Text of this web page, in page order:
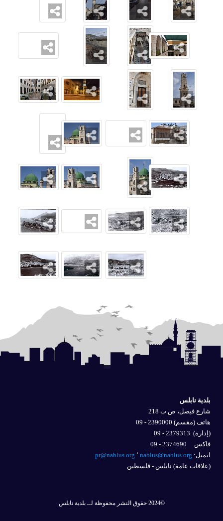
بلدية نابلس
شارع فيصل، ص.ب 218
هاتف (مقسم) 2390000 - 09
(إدارة)
فاكس 2374690 - 09
ايميل: nablus@nablus.org
pr@nablus.org
(علاقات عامة) نابلس - فلسطين
©2024 حقوق النشر محفوظة لــ بلدية نابلس